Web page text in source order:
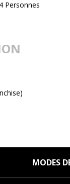
4 Personnes
MODES